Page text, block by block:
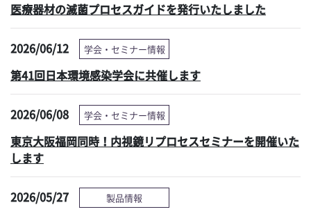
医療器材の滅菌プロセスガイドを発行いたしました
2026/06/12 学会・セミナー情報
第41回日本環境感染学会に共催します
2026/06/08 学会・セミナー情報
東京大阪福岡同時！内視鏡リプロセスセミナーを開催いた
します
2026/05/27 製品情報